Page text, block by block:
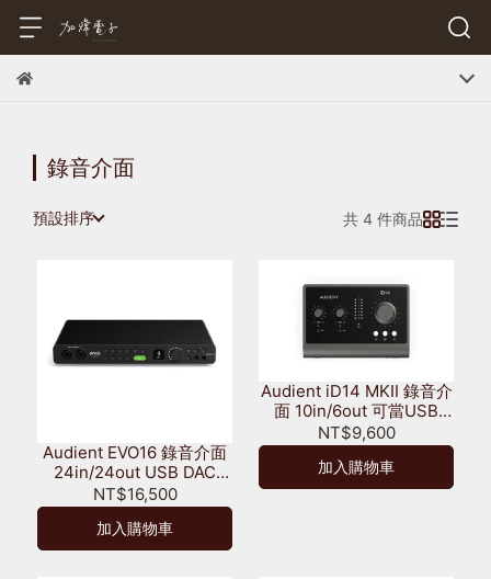
錄音介面
預設排序 共 4 件商品
Audient EVO16 錄音介面
24in/24out USB DAC
Type C
NT$16,500
加入購物車
Audient iD14 MKII 錄音介
面 10in/6out 可當USB
DAC (USB-C) 保固三年
NT$9,600
加入購物車